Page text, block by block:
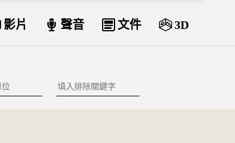
資料類型
影片 聲音 文件 3D
排除關鍵字